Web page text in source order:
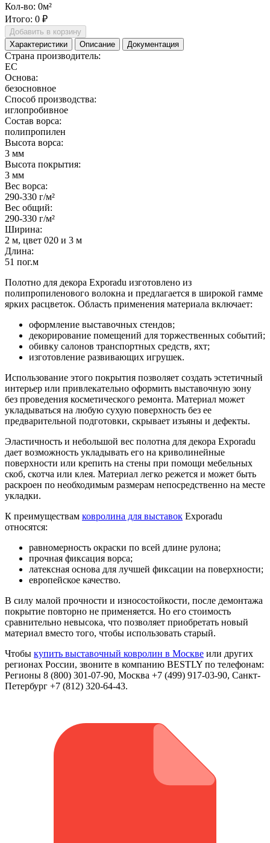
Кол-во: 0м²
Итого: 0 ₽
Добавить в корзину
Характеристики
Описание Документация
Страна производитель:
ЕС
Основа:
безосновное
Способ производства:
иглопробивное
Состав ворса:
полипропилен
Высота ворса:
3 мм
Высота покрытия:
3 мм
Вес ворса:
290-330 г/м²
Вес общий:
290-330 г/м²
Ширина:
2 м, цвет 020 и 3 м
Длина:
51 пог.м
Полотно для декора Exporadu изготовлено из
полипропиленового волокна и предлагается в широкой гамме
ярких расцветок. Область применения материала включает:
оформление выставочных стендов;
декорирование помещений для торжественных событий;
обивку салонов транспортных средств, яхт;
изготовление развивающих игрушек.
Использование этого покрытия позволяет создать эстетичный
интерьер или привлекательно оформить выставочную зону
без проведения косметического ремонта. Материал может
укладываться на любую сухую поверхность без ее
предварительной подготовки, скрывает изъяны и дефекты.
Эластичность и небольшой вес полотна для декора Exporadu
дает возможность укладывать его на криволинейные
поверхности или крепить на стены при помощи мебельных
скоб, скотча или клея. Материал легко режется и может быть
раскроен по необходимым размерам непосредственно на месте
укладки.
К преимуществам ковролина для выставок Exporadu
относятся:
равномерность окраски по всей длине рулона;
прочная фиксация ворса;
латексная основа для лучшей фиксации на поверхности;
европейское качество.
В силу малой прочности и износостойкости, после демонтажа
покрытие повторно не применяется. Но его стоимость
сравнительно невысока, что позволяет приобретать новый
материал вместо того, чтобы использовать старый.
Чтобы купить выставочный ковролин в Москве или других
регионах России, звоните в компанию BESTLY по телефонам:
Регионы 8 (800) 301-07-90, Москва +7 (499) 917-03-90, Санкт-
Петербург +7 (812) 320-64-43.